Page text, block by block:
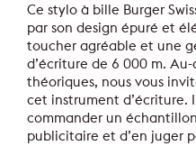
Ce stylo à bille Burger
par son design épuré et
toucher agréable et une
d’écriture de 6 000 m.
théoriques, nous vous
cet instrument d’écriture.
commander un
publicitaire et d’en juger